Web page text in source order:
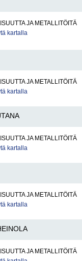
JA METALLITÖITÄ
kartalla
JA METALLITÖITÄ
kartalla
JA METALLITÖITÄ
kartalla
JA METALLITÖITÄ
kartalla
JA METALLITÖITÄ